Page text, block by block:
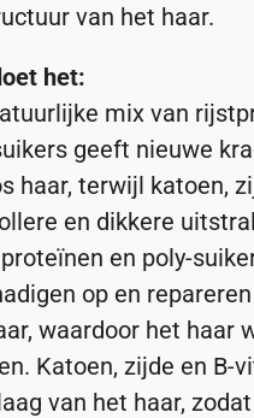
van het haar.
het:
mix van
geeft nieuwe
haar, terwijl katoen,
en dikkere
en poly-
op en
waardoor het haar
Katoen, zijde en B-
van het haar,